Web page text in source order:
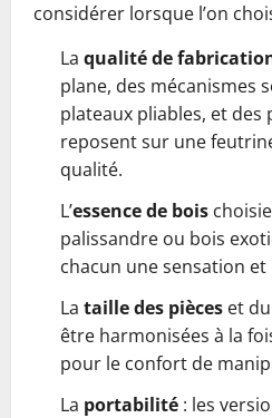
considérer lorsque l’on
La qualité de
plane, des mécanismes
plateaux pliables, et des
reposent sur une
qualité.
L’essence de bois
palissandre ou bois
chacun une sensation
La taille des pièces et
être harmonisées à la
pour le confort de
La portabilité : les